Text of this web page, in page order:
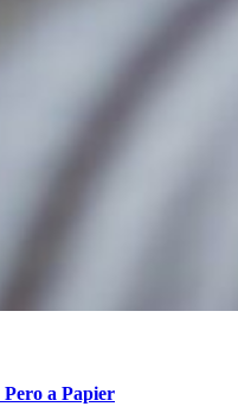
a Papier